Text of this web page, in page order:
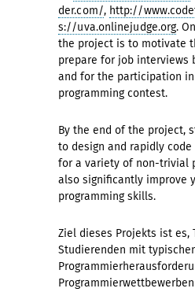
der.com/, http://
s://uva.onlinejudge.org.
the project is to motivate
prepare for job interviews
and for the participation
programming contest.
By the end of the project,
to design and rapidly
for a variety of non-trivial
also significantly improve
programming skills.
Ziel dieses Projekts ist es,
Studierenden mit